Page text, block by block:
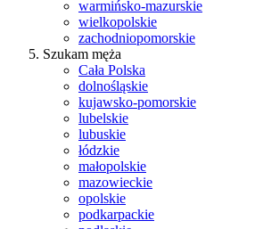
warmińsko-mazurskie
wielkopolskie
zachodniopomorskie
Szukam męża
Cała Polska
dolnośląskie
kujawsko-pomorskie
lubelskie
lubuskie
łódzkie
małopolskie
mazowieckie
opolskie
podkarpackie